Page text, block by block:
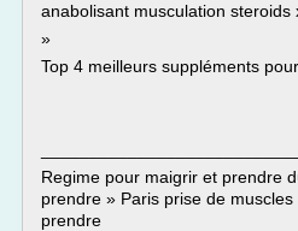
anabolisant musculation steroids
»
Top 4 meilleurs suppléments
Regime pour maigrir et prendre
prendre » Paris prise de
prendre